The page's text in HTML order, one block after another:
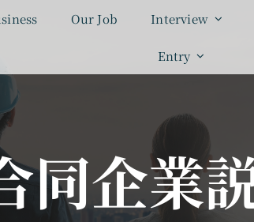
Our Job Interview
Entry
同企業